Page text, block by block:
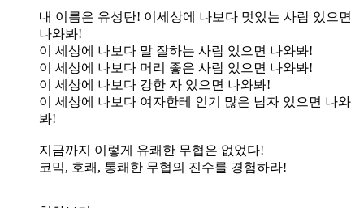
내 이름은 유성탄! 이세상에 나보다 멋있는 사람 있으면
나와봐!
이 세상에 나보다 말 잘하는 사람 있으면 나와봐!
이 세상에 나보다 머리 좋은 사람 있으면 나와봐!
이 세상에 나보다 강한 자 있으면 나와봐!
이 세상에 나보다 여자한테 인기 많은 남자 있으면 나와
봐!
지금까지 이렇게 유쾌한 무협은 없었다!
코믹, 호쾌, 통쾌한 무협의 진수를 경험하라!